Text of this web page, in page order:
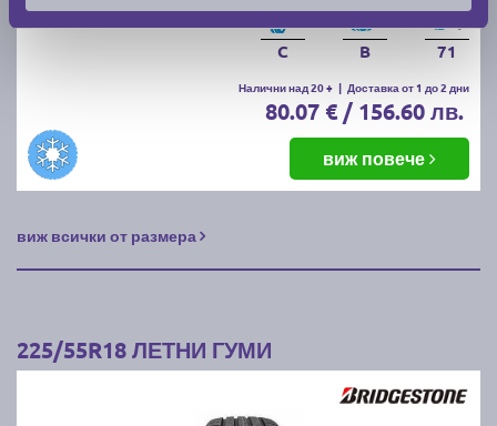
C B 71
Налични над 20 + | Доставка от 1 до 2 дни
80.07 € / 156.60 лв.
виж повече
виж всички от размера
225/55R18 ЛЕТНИ ГУМИ